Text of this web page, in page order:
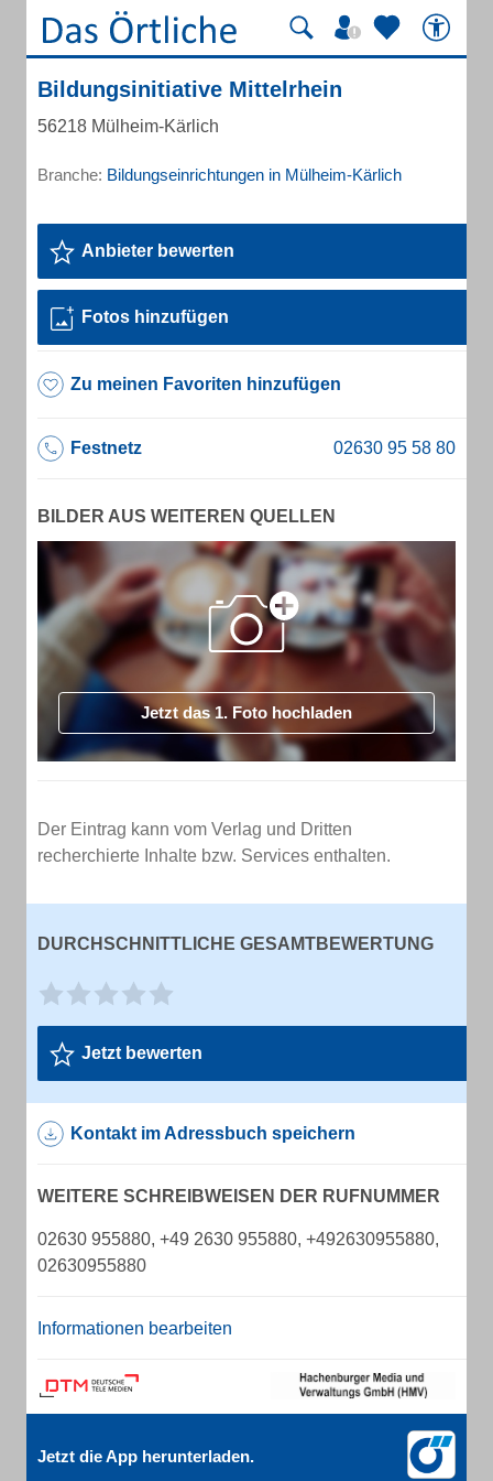
Bildungsinitiative Mittelrhein
56218 Mülheim-Kärlich
Branche: Bildungseinrichtungen in Mülheim-Kärlich
Anbieter bewerten
Fotos hinzufügen
Zu meinen Favoriten hinzufügen
Festnetz
BILDER AUS WEITEREN QUELLEN
Jetzt das 1. Foto hochladen
Der Eintrag kann vom Verlag und Dritten
recherchierte Inhalte bzw. Services enthalten.
DURCHSCHNITTLICHE GESAMTBEWERTUNG
Jetzt bewerten
Kontakt im Adressbuch speichern
WEITERE SCHREIBWEISEN DER RUFNUMMER
02630 955880, +49 2630 955880, +492630955880,
02630955880
Informationen bearbeiten
Jetzt die App herunterladen.